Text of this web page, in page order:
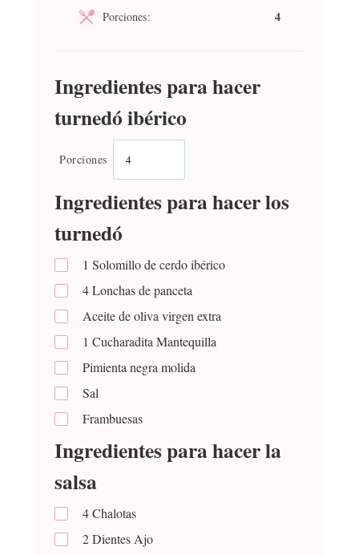
Porciones: 4
Ingredientes para hacer
turnedó ibérico
Porciones
Ingredientes para hacer los
turnedó
1 Solomillo de cerdo ibérico
4Lonchas de panceta
Aceite de oliva virgen extra
1 Cucharadita Mantequilla
Pimienta negra molida
Sal
Frambuesas
Ingredientes para hacer la
salsa
4Chalotas
2Dientes Ajo